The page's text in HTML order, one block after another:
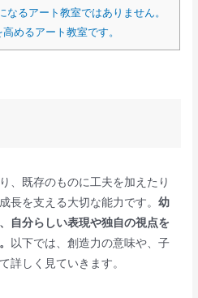
るアート教室ではありません。
めるアート教室です。
、既存のものに工夫を加えたり
長を支える大切な能力です。幼
自分らしい表現や独自の視点を
以下では、創造力の意味や、子
詳しく見ていきます。